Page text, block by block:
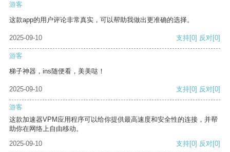
游客
这款app的用户评论非常真实，可以帮助我做出更准确的选择。
2025-09-10 支持[0] 反对[0]
游客
梯子神器，ins随便看，美美哒！
2025-09-10 支持[0] 反对[0]
游客
这款加速器VPM应用程序可以给你提供最高速度和安全性的连接，并帮
助你在网络上自由移动。
2025-09-10
支持[0] 反对[0]